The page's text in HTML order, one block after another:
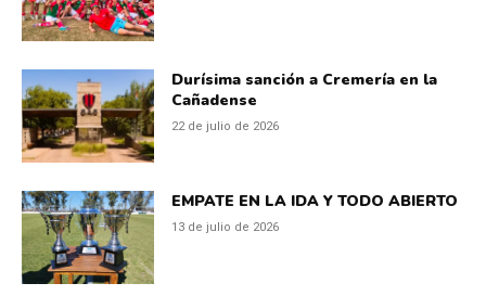
Durísima sanción a Cremería en la
Cañadense
22 de julio de 2026
EMPATE EN LA IDA Y TODO ABIERTO
13 de julio de 2026